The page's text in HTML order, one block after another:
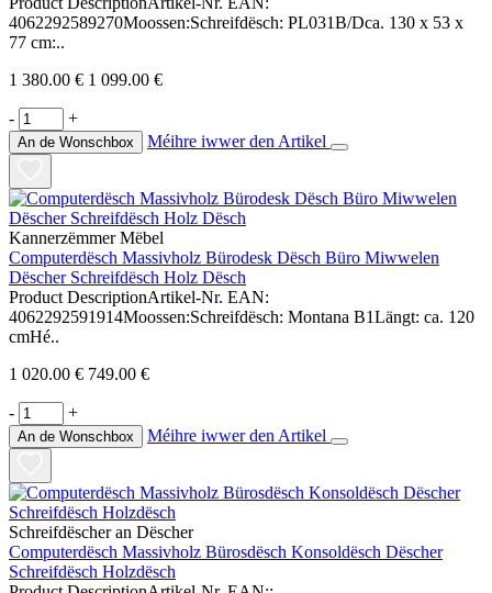
4062292589270Moossen:Schreifdësch: PL031B/Dca. 130 x 53 x
77 cm:..
1 380.00 € 1 099.00 €
- +
An de Wonschbox Méihre iwwer den Artikel
Kannerzëmmer Mëbel
Computerdësch Massivholz Bürodesk Dësch Büro Miwwelen
Dëscher Schreifdësch Holz Dësch
Product DescriptionArtikel-Nr. EAN:
4062292591914Moossen:Schreifdësch: Montana B1Längt: ca. 120
cmHé..
1 020.00 € 749.00 €
- +
An de Wonschbox Méihre iwwer den Artikel
Schreifdëscher an Dëscher
Computerdësch Massivholz Bürosdësch Konsoldësch Dëscher
Schreifdësch Holzdësch